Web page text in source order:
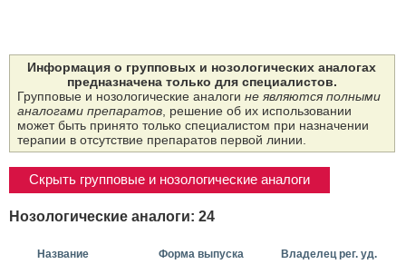
Информация о групповых и нозологических аналогах
предназначена только для специалистов.
Групповые и нозологические аналоги не являются полными
аналогами препаратов , решение об их использовании
может быть принято только специалистом при назначении
терапии в отсутствие препаратов первой линии.
Скрыть групповые и нозологические аналоги
Нозологические аналоги: 24
Название Форма выпуска Владелец рег. уд.